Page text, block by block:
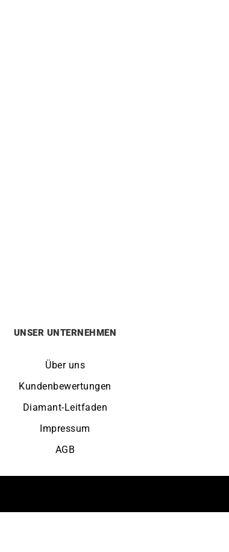
UNSER UNTERNEHMEN
Über uns
Kundenbewertungen
Diamant-Leitfaden
Impressum
AGB